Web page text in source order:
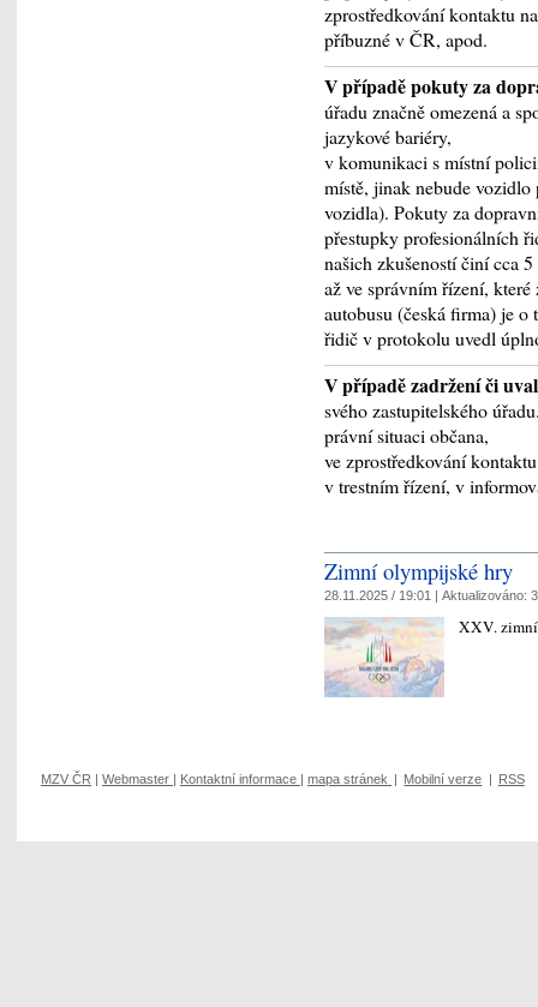
zprostředkování kontaktu
příbuzné v ČR, apod.
V případě pokuty za
úřadu značně omezená a
jazykové bariéry,
v komunikaci s místní
místě, jinak nebude
vozidla). Pokuty za
přestupky profesionálních
našich zkušeností činí cca
až ve správním řízení,
autobusu (česká firma) je o
řidič v protokolu uvedl
V případě zadržení či
svého zastupitelského
právní situaci občana,
ve zprostředkování
v trestním řízení, v
Zimní olympijské hry
28.11.2025 / 19:01 | Aktualizováno:
XXV.
MZV ČR | Webmaster | Kontaktní informace | mapa stránek | Mobilní verze | RSS